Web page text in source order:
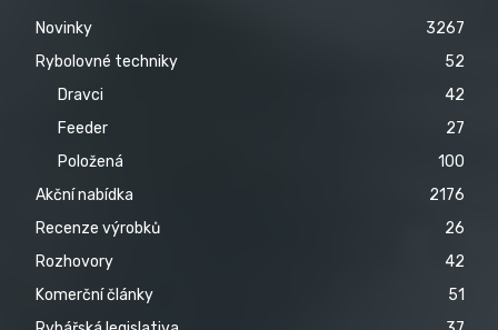
Novinky
3267
Rybolovné techniky
52
Dravci
42
Feeder
27
Položená
100
Akční nabídka
2176
Recenze výrobků
26
Rozhovory
42
Komerční články
51